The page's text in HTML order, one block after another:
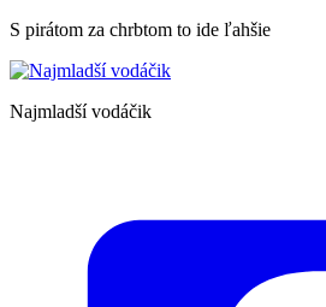
S pirátom za chrbtom to ide ľahšie
Najmladší vodáčik